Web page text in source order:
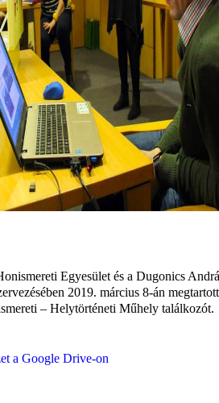
Egyesület és a Dugonics
2019. március 8-án
– Helytörténeti Műhely találkozót.
a Google Drive-on